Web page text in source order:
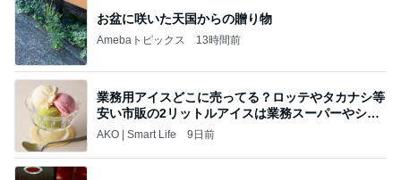
お盆に咲いた天国からの贈り物
Amebaトピックス 13時間前
業務用アイスどこに売ってる？ロッテやタカナシ等
安い市販の2リットルアイスは業務スーパーやシャ
トレ
AKO | Smart Life 9日前